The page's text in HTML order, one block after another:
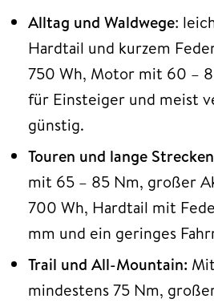
Alltag und Waldwege:
Hardtail und kurzem
750 Wh, Motor mit 60 –
für Einsteiger und meist
günstig.
Touren und lange Strecken
mit 65 – 85 Nm, großer
700 Wh, Hardtail mit
mm und ein geringes
Trail und All-Mountain:
mindestens 75 Nm,